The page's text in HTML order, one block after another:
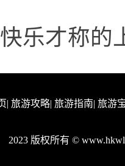
乐才称的
| 旅游攻略| 旅游指南| 旅游
2023 版权所有 ©